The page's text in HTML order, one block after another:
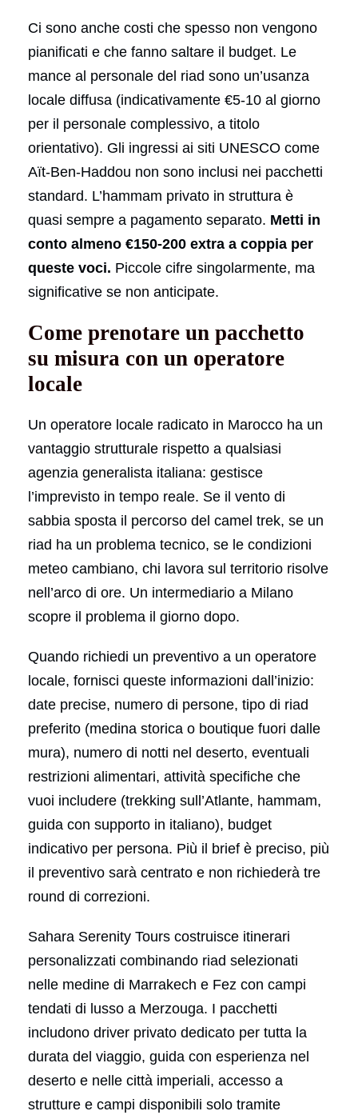
Ci sono anche costi che spesso non vengono
pianificati e che fanno saltare il budget. Le
mance al personale del riad sono un’usanza
locale diffusa (indicativamente €5-10 al giorno
per il personale complessivo, a titolo
orientativo). Gli ingressi ai siti UNESCO come
Aït-Ben-Haddou non sono inclusi nei pacchetti
standard. L’hammam privato in struttura è
quasi sempre a pagamento separato. Metti in
conto almeno €150-200 extra a coppia per
queste voci. Piccole cifre singolarmente, ma
significative se non anticipate.
Come prenotare un pacchetto
su misura con un operatore
locale
Un operatore locale radicato in Marocco ha un
vantaggio strutturale rispetto a qualsiasi
agenzia generalista italiana: gestisce
l’imprevisto in tempo reale. Se il vento di
sabbia sposta il percorso del camel trek, se un
riad ha un problema tecnico, se le condizioni
meteo cambiano, chi lavora sul territorio risolve
nell’arco di ore. Un intermediario a Milano
scopre il problema il giorno dopo.
Quando richiedi un preventivo a un operatore
locale, fornisci queste informazioni dall’inizio:
date precise, numero di persone, tipo di riad
preferito (medina storica o boutique fuori dalle
mura), numero di notti nel deserto, eventuali
restrizioni alimentari, attività specifiche che
vuoi includere (trekking sull’Atlante, hammam,
guida con supporto in italiano), budget
indicativo per persona. Più il brief è preciso, più
il preventivo sarà centrato e non richiederà tre
round di correzioni.
Sahara Serenity Tours costruisce itinerari
personalizzati combinando riad selezionati
nelle medine di Marrakech e Fez con campi
tendati di lusso a Merzouga. I pacchetti
includono driver privato dedicato per tutta la
durata del viaggio, guida con esperienza nel
deserto e nelle città imperiali, accesso a
strutture e campi disponibili solo tramite